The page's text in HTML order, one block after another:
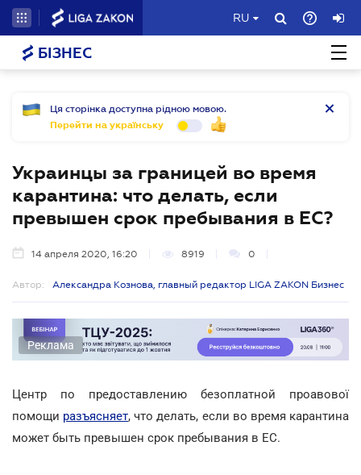
RU
БІЗНЕС
Ця сторінка доступна рідною мовою.
Перейти на українську
Украинцы за границей во время
карантина: что делать, если
превышен срок пребывания в ЕС?
14 апреля 2020, 16:20 8919 0
Автор: Александра Кознова, главный редактор LIGA ZAKON Бизнес
Реклама
Центр по предоставлению безоплатной проавової
помощи разъясняет, что делать, если во время карантина
может быть превышен срок пребывания в ЕС.